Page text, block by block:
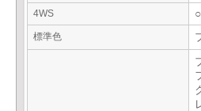
4WS ○
標準色